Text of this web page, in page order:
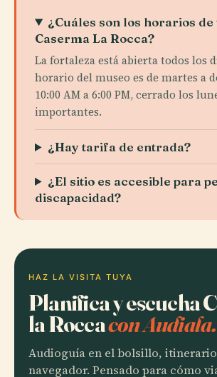
¿Cuáles son los horarios de
Caserma La Rocca?
La fortaleza está abierta todos los
horario del museo es de martes a
10:00 AM a 6:00 PM, cerrado los
importantes.
¿Hay tarifa de entrada?
¿El sitio es accesible para
discapacidad?
HAZ LA VISITA TUYA
Planifica y escucha
la Roccacon Audiala.
Audioguía en el bolsillo,
navegador. Pensado para cómo